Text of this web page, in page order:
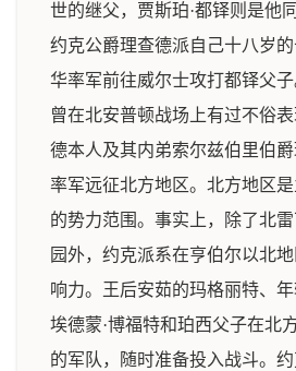
世的继父，贾斯珀·都铎则是他
约克公爵理查德派自己十八岁
华率军前往威尔士攻打都铎父
曾在北安普顿战场上有过不俗
德本人及其内弟索尔兹伯里伯爵
率军远征北方地区。北方地区
的势力范围。事实上，除了北
园外，约克派系在亨伯尔以北
响力。王后安茹的玛格丽特、
埃德蒙·博福特和珀西父子在北
的军队，随时准备投入战斗。